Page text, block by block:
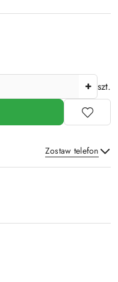
szt.
Zostaw telefon